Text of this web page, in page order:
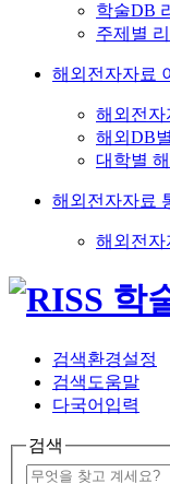
학술DB
주제별
해외전자자료
해외전자
해외DB
대학별
해외전자자료
해외전자
검색환경설정
검색도움말
다국어입력
검색